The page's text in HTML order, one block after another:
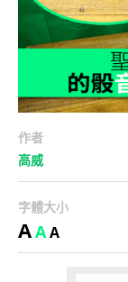
作者
高威
字體大小
AAA